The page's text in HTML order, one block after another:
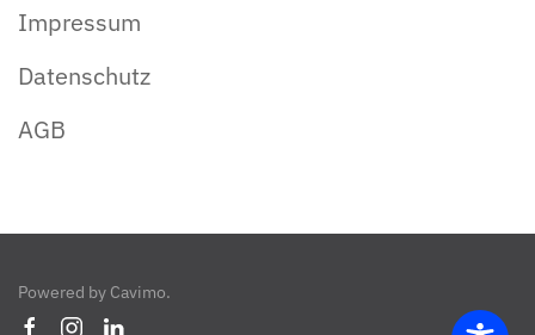
Impressum
Datenschutz
AGB
Powered by Cavimo.